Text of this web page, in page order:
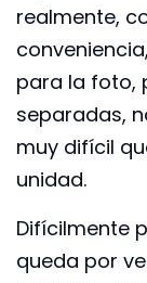
realmente,
para la foto,
separadas,
muy difícil
unidad.
Difícilmente
queda por